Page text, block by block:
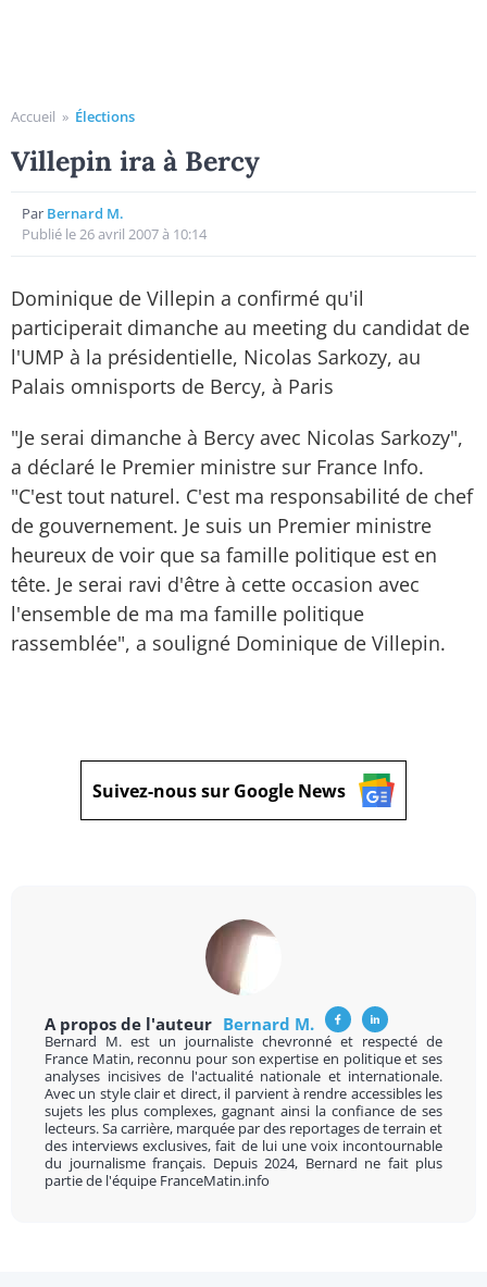
Accueil » Élections
Villepin ira à Bercy
Par Bernard M.
Publié le 26 avril 2007 à 10:14
Dominique de Villepin a confirmé qu'il
participerait dimanche au meeting du candidat de
l'UMP à la présidentielle, Nicolas Sarkozy, au
Palais omnisports de Bercy, à Paris
"Je serai dimanche à Bercy avec Nicolas Sarkozy",
a déclaré le Premier ministre sur France Info.
"C'est tout naturel. C'est ma responsabilité de chef
de gouvernement. Je suis un Premier ministre
heureux de voir que sa famille politique est en
tête. Je serai ravi d'être à cette occasion avec
l'ensemble de ma ma famille politique
rassemblée", a souligné Dominique de Villepin.
Suivez-nous sur Google News
A propos de l'auteur Bernard M.
Bernard M. est un journaliste chevronné et respecté de
France Matin, reconnu pour son expertise en politique et ses
analyses incisives de l'actualité nationale et internationale.
Avec un style clair et direct, il parvient à rendre accessibles les
sujets les plus complexes, gagnant ainsi la confiance de ses
lecteurs. Sa carrière, marquée par des reportages de terrain et
des interviews exclusives, fait de lui une voix incontournable
du journalisme français. Depuis 2024, Bernard ne fait plus
partie de l'équipe FranceMatin.info